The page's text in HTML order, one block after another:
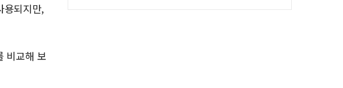
되지만,
비교해 보